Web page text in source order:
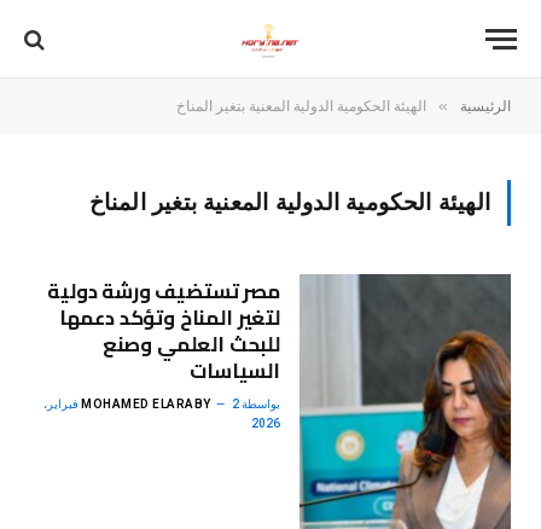
الرئيسية » الهيئة الحكومية الدولية المعنية بتغير المناخ
الهيئة الحكومية الدولية المعنية بتغير المناخ
مصر تستضيف ورشة دولية
لتغير المناخ وتؤكد دعمها
للبحث العلمي وصنع
السياسات
بواسطة MOHAMED ELARABY 2 فبراير،
2026